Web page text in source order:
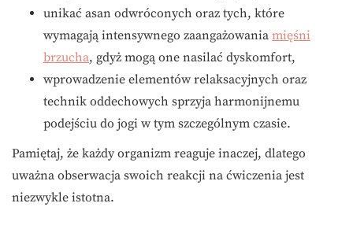
unikać asan odwróconych oraz tych, które
wymagają intensywnego zaangażowania mięśni
brzucha, gdyż mogą one nasilać dyskomfort,
wprowadzenie elementów relaksacyjnych oraz
technik oddechowych sprzyja harmonijnemu
podejściu do jogi w tym szczególnym czasie.
Pamiętaj, że każdy organizm reaguje inaczej, dlatego
uważna obserwacja swoich reakcji na ćwiczenia jest
niezwykle istotna.